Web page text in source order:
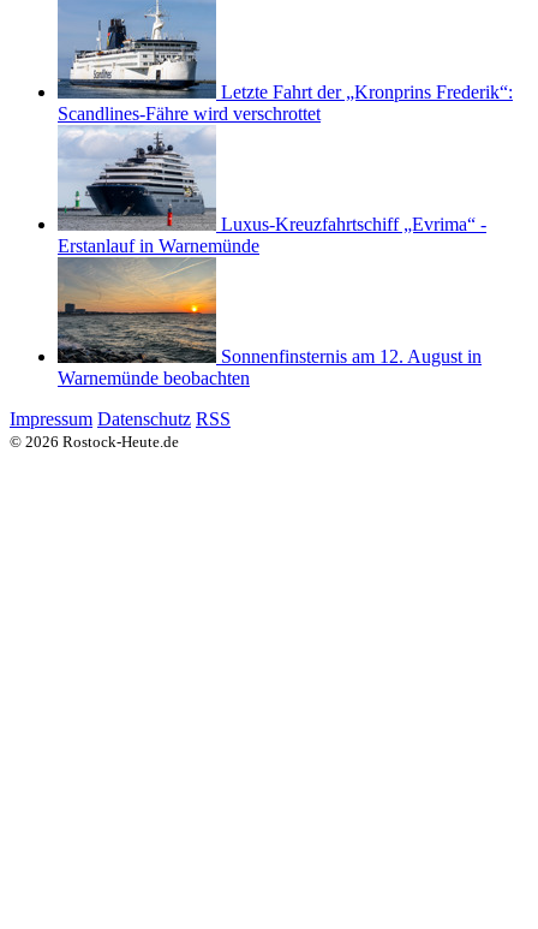
Letzte Fahrt der „Kronprins Frederik“:
Scandlines-Fähre wird verschrottet
Luxus-Kreuzfahrtschiff „Evrima“ -
Erstanlauf in Warnemünde
Sonnenfinsternis am 12. August in
Warnemünde beobachten
Impressum Datenschutz RSS
© 2026 Rostock-Heute.de